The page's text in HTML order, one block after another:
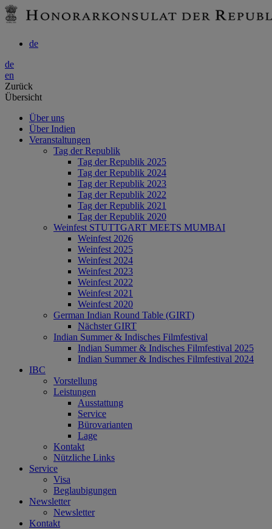
de
de
en
Zurück
Übersicht
Über uns
Über Indien
Veranstaltungen
Tag der Republik
Tag der Republik 2025
Tag der Republik 2024
Tag der Republik 2023
Tag der Republik 2022
Tag der Republik 2021
Tag der Republik 2020
Weinfest STUTTGART MEETS MUMBAI
Weinfest 2026
Weinfest 2025
Weinfest 2024
Weinfest 2023
Weinfest 2022
Weinfest 2021
Weinfest 2020
German Indian Round Table (GIRT)
Nächster GIRT
Indian Summer & Indisches Filmfestival
Indian Summer & Indisches Filmfestival 2025
Indian Summer & Indisches Filmfestival 2024
IBC
Vorstellung
Leistungen
Ausstattung
Service
Bürovarianten
Lage
Kontakt
Nützliche Links
Service
Visa
Beglaubigungen
Newsletter
Newsletter
Kontakt